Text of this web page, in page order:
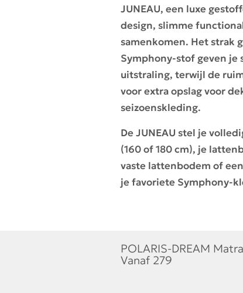
JUNEAU, een luxe
design, slimme
samenkomen. Het strak
Symphony-stof geven je
uitstraling, terwijl de
voor extra opslag voor
seizoenskleding.
De JUNEAU stel je
(160 of 180 cm), je
vaste lattenbodem of
je favoriete Symphony-
POLARIS-DREAM
Vanaf 279